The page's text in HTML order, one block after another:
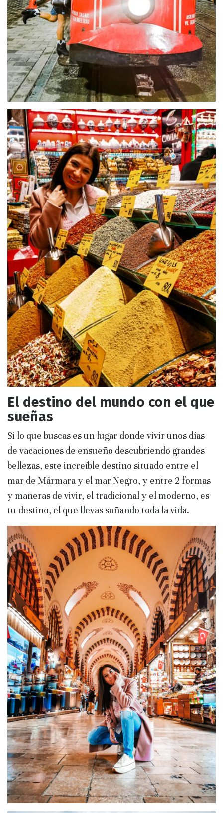
El destino del mundo con el que
sueñas
Si lo que buscas es un lugar donde vivir unos días
de vacaciones de ensueño descubriendo grandes
bellezas, este increíble destino situado entre el
mar de Mármara y el mar Negro, y entre 2 formas
y maneras de vivir, el tradicional y el moderno, es
tu destino, el que llevas soñando toda la vida.